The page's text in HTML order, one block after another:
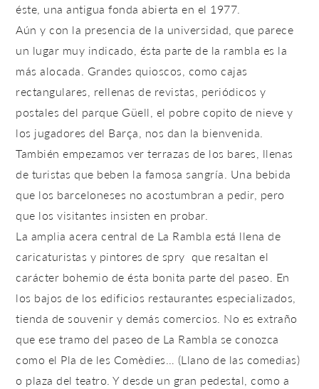
éste, una antigua fonda abierta en el 1977.
Aún y con la presencia de la universidad, que parece
un lugar muy indicado, ésta parte de la rambla es la
más alocada. Grandes quioscos, como cajas
rectangulares, rellenas de revistas, periódicos y
postales del parque Güell, el pobre copito de nieve y
los jugadores del Barça, nos dan la bienvenida.
También empezamos ver terrazas de los bares, llenas
de turistas que beben la famosa sangría. Una bebida
que los barceloneses no acostumbran a pedir, pero
que los visitantes insisten en probar.
La amplia acera central de La Rambla está llena de
caricaturistas y pintores de spry que resaltan el
carácter bohemio de ésta bonita parte del paseo. En
los bajos de los edificios restaurantes especializados,
tienda de souvenir y demás comercios. No es extraño
que ese tramo del paseo de La Rambla se conozca
como el Pla de les Comèdies… (Llano de las comedias)
o plaza del teatro. Y desde un gran pedestal, como a